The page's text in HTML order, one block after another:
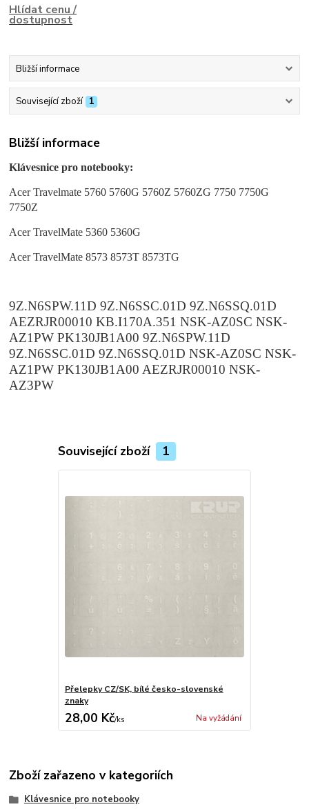
Hlídat cenu /
dostupnost
Bližší informace
Související zboží 1
Bližší informace
Klávesnice pro notebooky:
Acer Travelmate 5760 5760G 5760Z 5760ZG 7750 7750G
7750Z
Acer TravelMate 5360 5360G
Acer TravelMate 8573 8573T 8573TG
9Z.N6SPW.11D 9Z.N6SSC.01D 9Z.N6SSQ.01D
AEZRJR00010 KB.I170A.351 NSK-AZ0SC NSK-
AZ1PW PK130JB1A00 9Z.N6SPW.11D
9Z.N6SSC.01D 9Z.N6SSQ.01D NSK-AZ0SC NSK-
AZ1PW PK130JB1A00 AEZRJR00010 NSK-
AZ3PW
Související zboží 1
Přelepky CZ/SK, bílé česko-slovenské
znaky
28,00 Kč/ks Na vyžádání
Zboží zařazeno v kategoriích
Klávesnice pro notebooky